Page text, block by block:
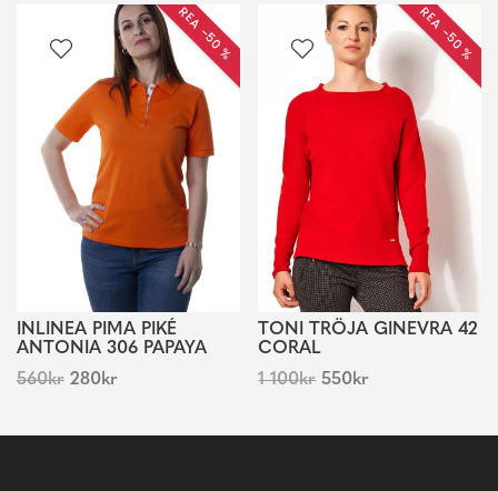
REA −50 %
INLINEA PIMA PIKÉ
ANTONIA 306 PAPAYA
560kr 280kr
REA −50 %
TONI TRÖJA GINEVRA 42
CORAL
1 100kr 550kr